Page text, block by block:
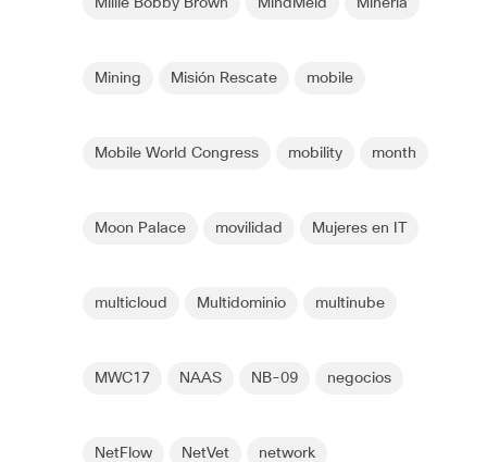
Millie Bobby Brown MindMeld Minería
Mining Misión Rescate mobile
Mobile World Congress mobility month
Moon Palace movilidad Mujeres en IT
multicloud Multidominio multinube
MWC17 NAAS NB-09 negocios
NetFlow NetVet network